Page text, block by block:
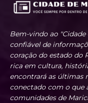
Bem-vindo ao
confiável de
coração do estado do
rica em cultura,
encontrará as últimas
conectado com o que
comunidades de